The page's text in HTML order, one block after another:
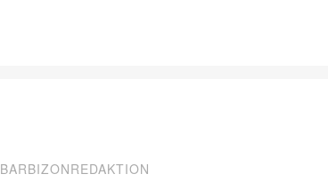
BARBIZONREDAKTION